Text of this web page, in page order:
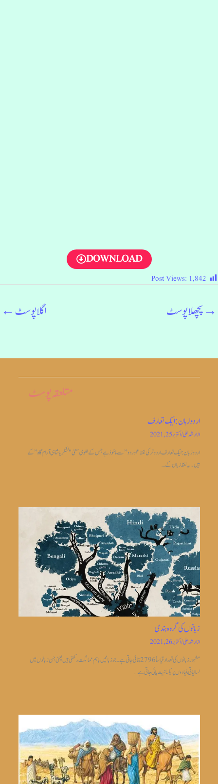
DOWNLOAD
Post Views: 1,842
→پچھلا پوسٹ اگلا پوسٹ←
متلعقہ پوسٹ
اردو زبان: ایک تعارف
ازارشد علی/اکتوبر 25, 2021
اردو زبان: ایک تعارف اردو ترکی لفظ "اوردو” سے ماخوذ ہے جس کے لغوی معنی "لشکریا شاہی آرام گاہ” کے
ہیں۔ یہ لفظ زبان کے…
زبانوں کی گروہ بندی
ازارشد علی/اکتوبر 26, 2021
مشہور زبانوں کی تعداد قیاساً2796 بتائی جاتی ہے ۔جو زبانیں باہم مماثلت رکھتی ہیں یعنی جن زبانوں میں
لسانیاتی بنیادوں پر یکسانیت پائی جاتی ہے…